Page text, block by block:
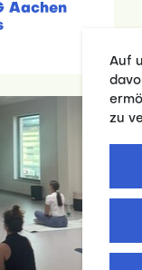
Aachen
Auf
zu